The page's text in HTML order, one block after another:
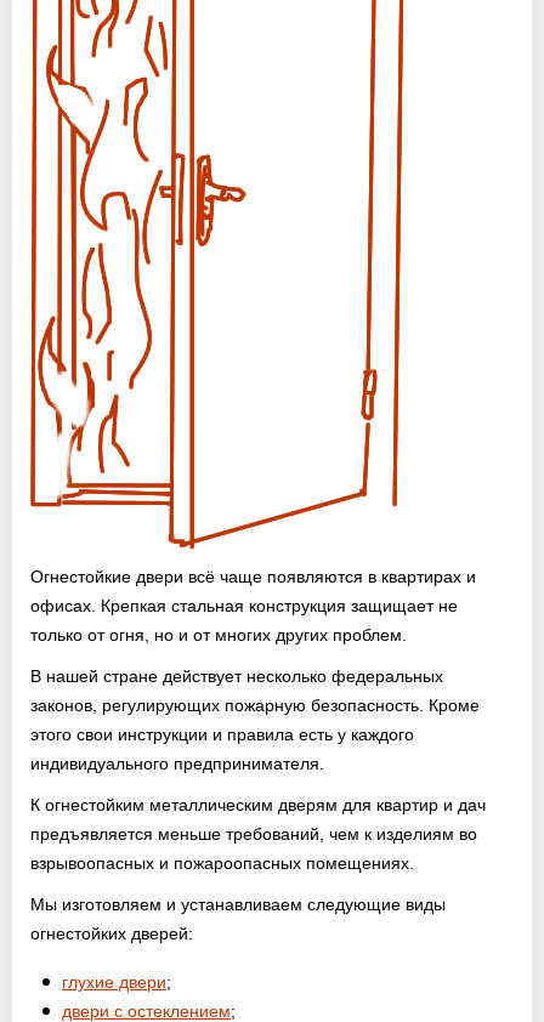
Оптовикам
Новости
Контакты
ЗАПРОСИТЬ РАСЧЕТ
+7 (495) 767-19-79
и вся область!
info@protivopozharnie-dveri.ru
Работаем без выходных!
Огнестойкие двери всё чаще появляются в квартирах и
офисах. Крепкая стальная конструкция защищает не
только от огня, но и от многих других проблем.
В нашей стране действует несколько федеральных
законов, регулирующих пожарную безопасность. Кроме
этого свои инструкции и правила есть у каждого
индивидуального предпринимателя.
К огнестойким металлическим дверям для квартир и дач
предъявляется меньше требований, чем к изделиям во
взрывоопасных и пожароопасных помещениях.
Мы изготовляем и устанавливаем следующие виды
огнестойких дверей:
глухие двери;
двери с остеклением;